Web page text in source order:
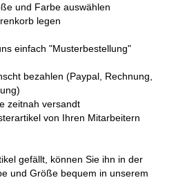
und Farbe auswählen
legen
einfach "Musterbestellung"
bezahlen (Paypal, Rechnung,
zeitnah versandt
von Ihren Mitarbeitern
gefällt, können Sie ihn in der
und Größe bequem in unserem